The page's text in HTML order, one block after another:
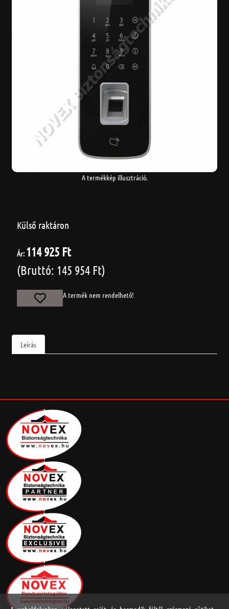
A termékkép illusztráció.
Külső raktáron
Ár: 114 925 Ft
(Bruttó: 145 954 Ft)
A termék nem rendelhető!
Leírás